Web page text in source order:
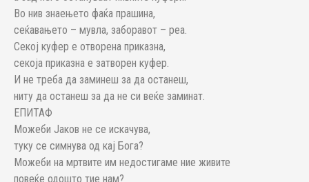
Во нив знаењето фаќа прашина,
сеќавањето – мувла, заборавот – реа.
Секој куфер е отворена приказна,
секоја приказна е затворен куфер.
И не треба да заминеш за да останеш,
ниту да останеш за да не си веќе заминат.
ЕПИТАФ
Можеби Јаков не се искачува,
туку се симнува од кај Бога?
Можеби на мртвите им недостигаме ние живите
повеќе одошто тие нам?